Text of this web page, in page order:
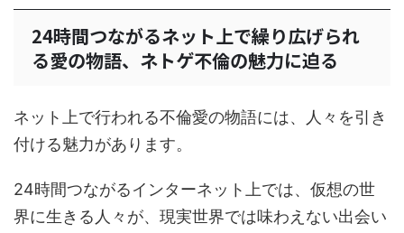
24時間つながるネット上で繰り広げられ
る愛の物語、ネトゲ不倫の魅力に迫る
ネット上で行われる不倫愛の物語には、人々を引き
付ける魅力があります。
24時間つながるインターネット上では、仮想の世
界に生きる人々が、現実世界では味わえない出会い